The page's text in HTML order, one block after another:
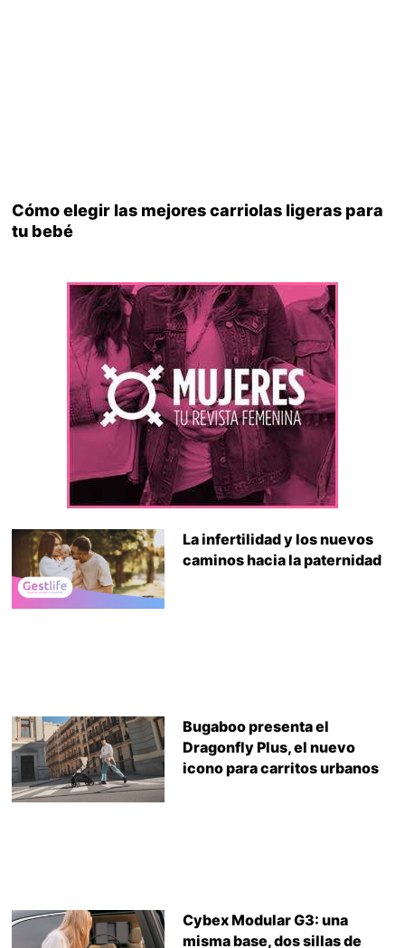
Cómo elegir las mejores carriolas ligeras para
tu bebé
La infertilidad y los nuevos
caminos hacia la paternidad
Bugaboo presenta el
Dragonfly Plus, el nuevo
icono para carritos urbanos
Cybex Modular G3: una
misma base, dos sillas de